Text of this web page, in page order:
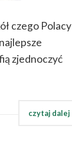
czego Polacy
zjednoczyć